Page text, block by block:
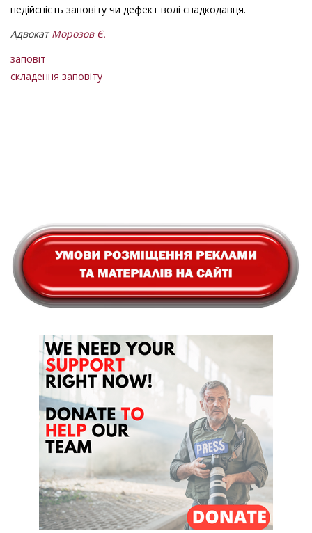
недійсність заповіту чи дефект волі спадкодавця.
Адвокат Морозов Є.
заповіт
складення заповіту